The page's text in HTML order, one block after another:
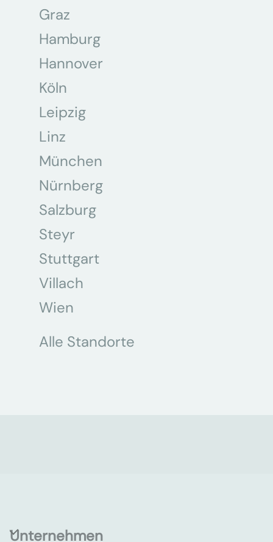
Graz
Hamburg
Hannover
Köln
Leipzig
Linz
München
Nürnberg
Salzburg
Steyr
Stuttgart
Villach
Wien
Alle Standorte
Unternehmen